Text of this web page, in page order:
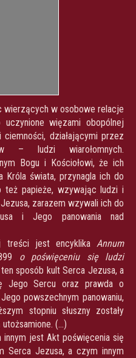
wierzących w osobowe relacje
więzami obopólnej
działającymi przez
– ludzi wiarołomnych.
Bogu i Kościołowi, że ich
Króla świata, przynagla ich do
też papieże, wzywając ludzi i
zarazem wzywali ich do
i Jego panowania nad
treści jest encyklika Annum
o poświęceniu się ludzi
sposób kult Serca Jezusa, a
Jego Sercu oraz prawda o
powszechnym panowaniu,
stopniu słuszny zostały
(…)
jest Akt poświęcenia się
Serca Jezusa, a czym innym